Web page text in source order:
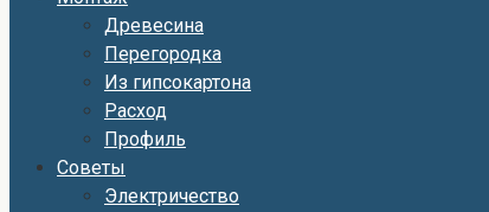
Древесина
Перегородка
Из гипсокартона
Расход
Профиль
Советы
Электричество